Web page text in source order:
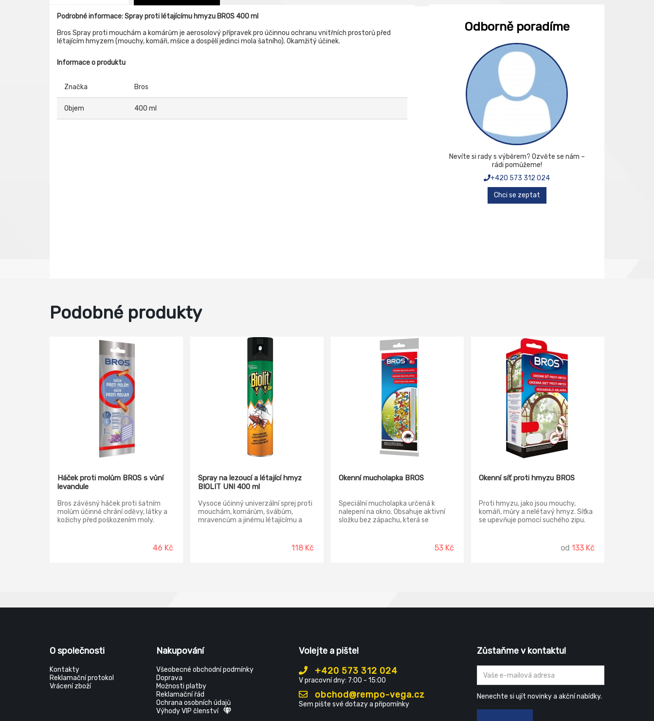
Podrobné informace: Spray proti létajícímu hmyzu BROS 400 ml
Bros Spray proti mouchám a komárům je aerosolový přípravek pro účinnou ochranu vnitřních prostorů před
létajícím hmyzem (mouchy, komáři, mšice a dospělí jedinci mola šatního). Okamžitý účinek.
Informace o produktu
Značka Bros
Objem 400 ml
Odborně poradíme
Nevíte si rady s výběrem? Ozvěte se nám –
rádi pomůžeme!
+420 573 312 024
Chci se zeptat
Podobné produkty
Háček proti molům BROS s vůní
levandule
Bros závěsný háček proti šatním
molům účinně chrání oděvy, látky a
kožichy před poškozením moly.
levandulovou vůni. Přípravek působí
46 Kč
Spray na lezoucí a létající hmyz
BIOLIT UNI 400 ml
Vysoce účinný univerzální sprej proti
mouchám, komárům, švábům,
mravencům a jinému létajícímu a
bezpečně. Před použitím si vždy
přečtěte údaje na obalu a připojené
118 Kč
Okenní mucholapka BROS
Speciální mucholapka určená k
nalepení na okno. Obsahuje aktivní
složku bez zápachu, která se
požití. Je tedy možné tento produkt
používat i v dětských pokojích a
53 Kč
Okenní síť proti hmyzu BROS
Proti hmyzu, jako jsou mouchy,
komáři, můry a nelétavý hmyz. Síťka
se upevňuje pomocí suchého zipu.
od 133 Kč
O společnosti
Kontakty
Reklamační protokol
Vrácení zboží
Nakupování
Všeobecné obchodní podmínky
Doprava
Možnosti platby
Reklamační řád
Ochrana osobních údajů
Výhody VIP členství
Volejte a pište!
+420 573 312 024
V pracovní dny: 7:00 - 15:00
obchod@rempo-vega.cz
Sem pište své dotazy a připomínky
Zůstaňme v kontaktu!
Nenechte si ujít novinky a akční nabídky.